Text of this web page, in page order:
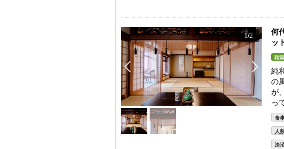
1/2
何
ッ
和室
純
の
が
っ
食
人
決